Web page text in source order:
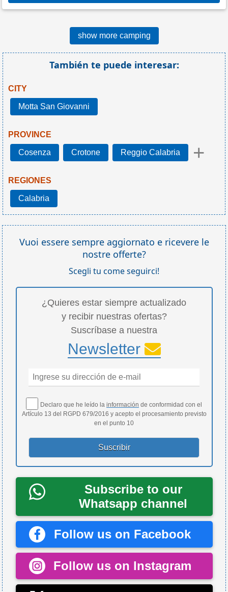
show more camping
También te puede interesar:
CITY
Motta San Giovanni
PROVINCE
Cosenza Crotone Reggio Calabria +
REGIONES
Calabria
Vuoi essere sempre aggiornato e ricevere le
nostre offerte?
Scegli tu come seguirci!
¿Quieres estar siempre actualizado
y recibir nuestras ofertas?
Suscríbase a nuestra
Newsletter
Declaro que he leído la información de conformidad con el
Artículo 13 del RGPD 679/2016 y acepto el procesamiento previsto
en el punto 10
Subscribe to our
Whatsapp channel
Follow us on Facebook
Follow us on Instagram